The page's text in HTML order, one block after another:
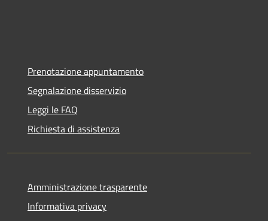
Prenotazione appuntamento
Segnalazione disservizio
Leggi le FAQ
Richiesta di assistenza
Amministrazione trasparente
Informativa privacy